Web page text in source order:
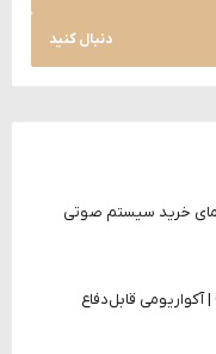
دنبال کنید
خرید سیستم صوتی